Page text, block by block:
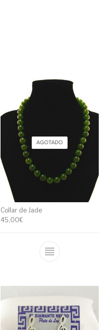
AGOTADO
Collar de Jade
45,00€